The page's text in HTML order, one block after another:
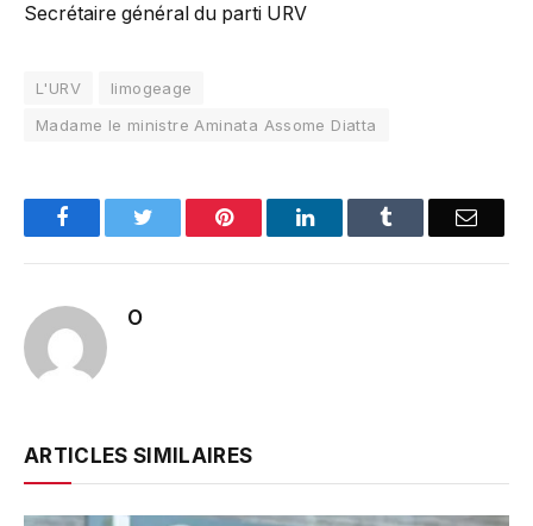
Secrétaire général du parti URV
L'URV
limogeage
Madame le ministre Aminata Assome Diatta
FacebookTwitter Pinterest LinkedInTumblr Email
O
ARTICLES SIMILAIRES